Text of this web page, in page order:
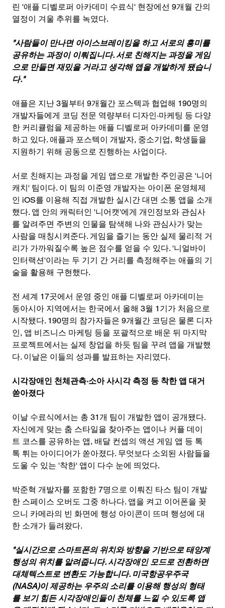
린 '애플 디벨로퍼 아카데미 수료식' 현장에선 9개월 간의
열정이 겨울 추위를 녹였다.
"사람들이 만나면 아이스브레이킹을 하고 서로의 흥미를
공유하는 과정이 이뤄집니다. 서로 친해지는 과정을 게임
으로 만들면 재밌을 거라고 생각해 앱을 개발하게 됐습니
다."
애플은 지난 3월부터 9개월간 포스텍과 협업해 190명의
개발자들에게 코딩 전문 역량부터 디자인·마케팅 등 다양
한 커리큘럼을 제공하는 애플 디벨로퍼 아카데미를 운영
하고 있다. 애플과 포스텍이 개발자, 중소기업, 학생들을
지원하기 위해 공동으로 진행하는 사업이다.
서로 친해지는 과정을 게임 앱으로 개발한 주인공은 '니어
캐치' 팀이다. 이 팀의 이준영 개발자는 아이폰 운영체제
인 iOS를 이용해 직접 개발한 실시간 대면 소통 앱을 소개
했다. 앱 안의 캐릭터인 '니어캣'에게 개인정보와 관심사
를 알려주면 주변의 인물을 탐색해 나와 관심사가 맞는
사람을 매칭시켜준다. 게임을 즐기는 동안 실제 물리적 거
리가 가까워질수록 높은 점수를 얻을 수 있다. '니얼바이
인터랙션'이라는 두 기기 간 거리를 측정해주는 애플의 기
술을 활용해 구현했다.
전 세계 17곳에서 운영 중인 애플 디벨로퍼 아카데미는
동아시아 지역에서는 한국에서 올해 3월 1기가 처음으로
시작됐다. 190명의 참가자들은 9개월간 코딩은 물론 디자
인, 앱 비즈니스 마케팅 등을 포괄적으로 배운 뒤 마지막
프로젝트에서는 실제 창업을 하듯 팀을 꾸려 앱을 개발했
다. 이날은 이들의 성과를 발표하는 자리였다.
시각장애인 천체관측·소아 사시각 측정 등 착한 앱 대거
쏟아졌다
이날 수료식에서는 총 31개 팀이 개발한 앱이 공개됐다.
자신에게 맞는 춤 스타일을 찾아주는 앱이나 커플 데이
트 코스를 공유하는 앱, 배달 컨셉의 액션 게임 앱 등 톡
톡 튀는 아이디어가 쏟아졌다. 무엇보다 소외된 사람들을
도울 수 있는 '착한' 앱이 다수 눈에 띄었다.
박준혁 개발자를 포함한 7명으로 이뤄진 타스 팀이 개발
한 스페이스 오버도 그중 하나다. 앱을 켜고 이어폰을 꽂
으니 카메라의 빈 화면에 행성 아이콘이 뜨며 행성에 대
한 소개가 들려왔다.
"실시간으로 스마트폰의 위치와 방향을 기반으로 태양계
행성의 위치를 알려줍니다. 시각장애인 모드로 전환하면
대체텍스트로 변환도 가능합니다. 미국항공우주국
(NASA)이 제공하는 우주의 소리를 이용해 행성의 형태
를 보기 힘든 시각장애인들이 천체를 느낄 수 있도록 앱